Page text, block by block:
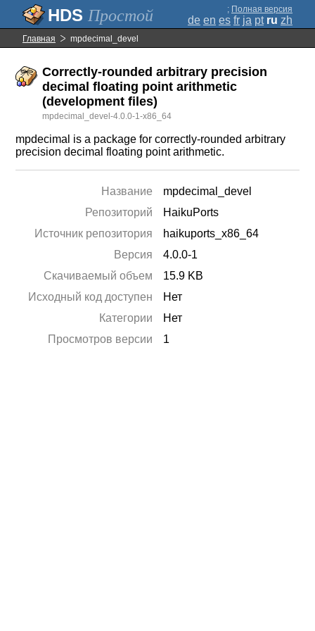
Простой ; Полная версия
de en es fr ja pt ru zh
Главная mpdecimal_devel
Correctly-rounded arbitrary precision
decimal floating point arithmetic
(development files)
mpdecimal_devel-4.0.0-1-x86_64
mpdecimal is a package for correctly-rounded arbitrary
precision decimal floating point arithmetic.
Название
mpdecimal_devel
Репозиторий
HaikuPorts
Источник репозитория
haikuports_x86_64
Версия
4.0.0-1
Скачиваемый объем
15.9 KB
Исходный код доступен
Нет
Категории
Нет
Просмотров версии
1